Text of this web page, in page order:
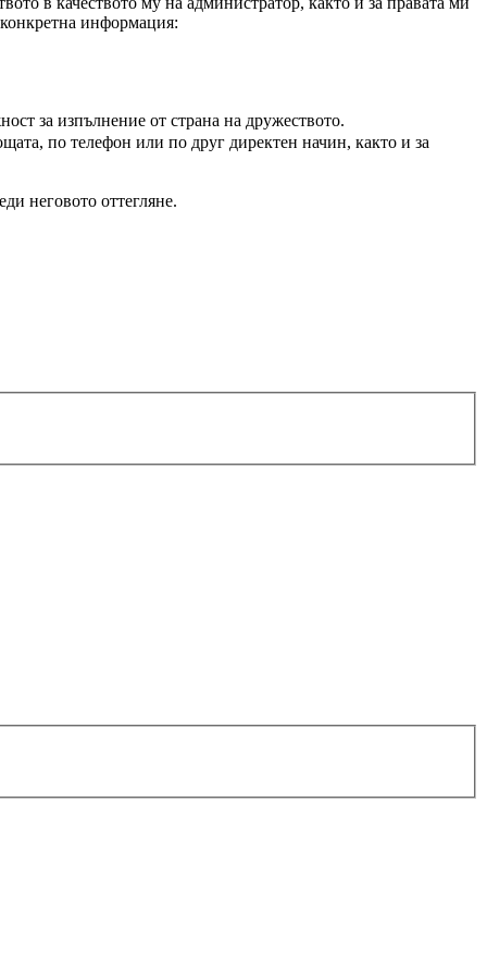
конкретна информация:
за изпълнение от страна на дружеството.
по телефон или по друг директен начин, както и за
неговото оттегляне.